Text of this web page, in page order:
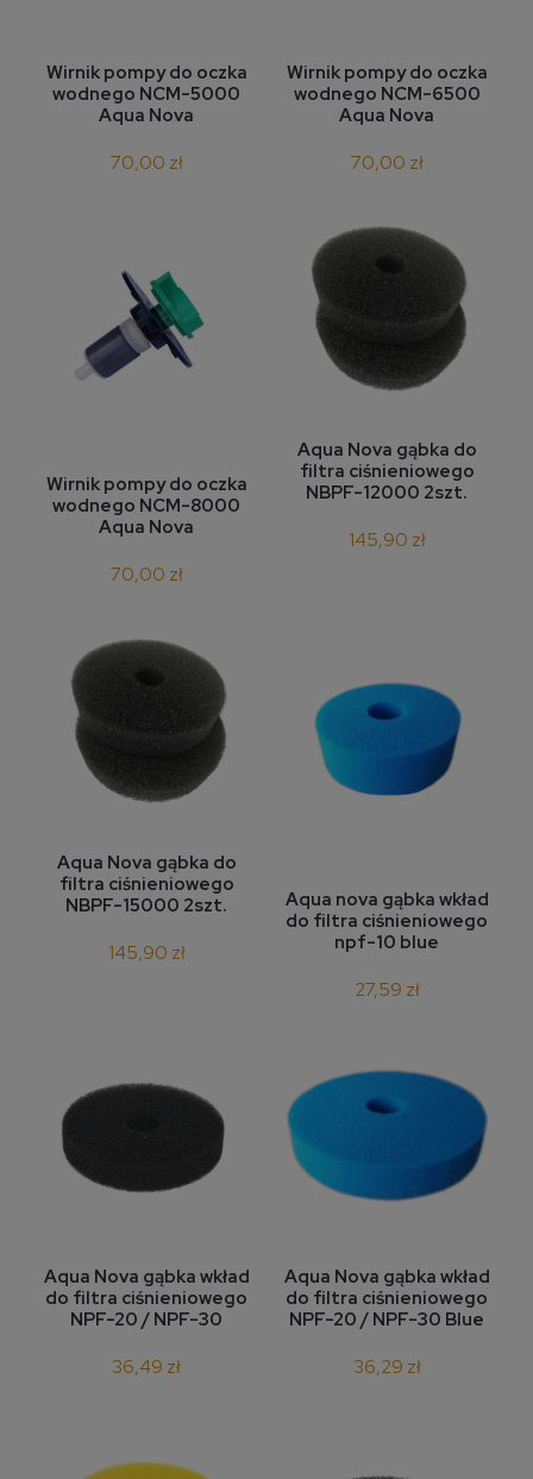
Wirnik pompy do oczka
wodnego NCM-5000
Aqua Nova
70,00 zł
Wirnik pompy do oczka
wodnego NCM-6500
Aqua Nova
70,00 zł
Wirnik pompy do oczka
wodnego NCM-8000
Aqua Nova
70,00 zł
Aqua Nova gąbka do
filtra ciśnieniowego
NBPF-12000 2szt.
145,90 zł
Aqua Nova gąbka do
filtra ciśnieniowego
NBPF-15000 2szt.
145,90 zł
Aqua nova gąbka wkład
do filtra ciśnieniowego
npf-10 blue
27,59 zł
Aqua Nova gąbka wkład
do filtra ciśnieniowego
NPF-20 / NPF-30
36,49 zł
Aqua Nova gąbka wkład
do filtra ciśnieniowego
NPF-20 / NPF-30 Blue
36,29 zł